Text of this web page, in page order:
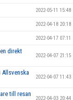
2022-05-11 15:48
2022-04-18 20:18
2022-04-17 07:11
direkt
2022-04-07 21:15
2022-04-07 11:43
till resan
2022-04-03 20:44